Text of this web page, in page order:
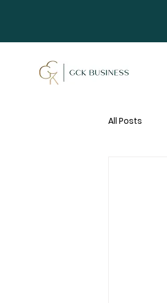
All Posts